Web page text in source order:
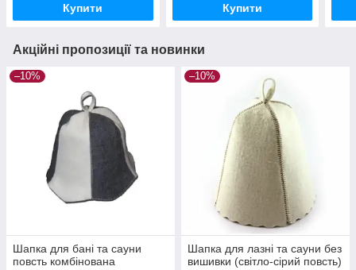
Купити Купити
Акційні пропозиції та новинки
–10%
Шапка для бані та сауни
повсть комбінована
–10%
Шапка для лазні та сауни без
вишивки (світло-сірий повсть)